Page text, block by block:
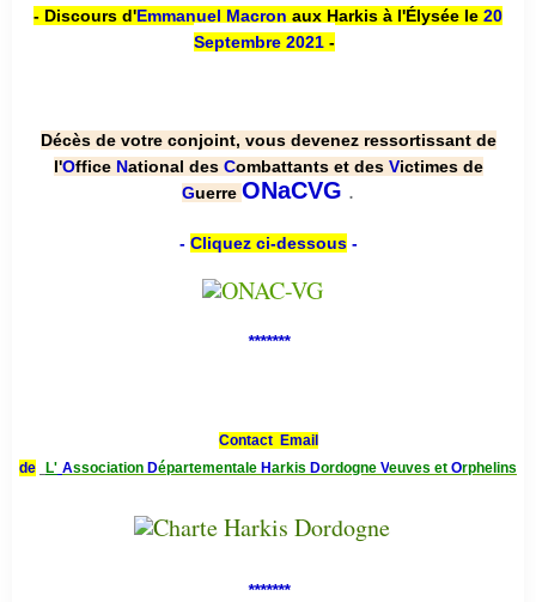
- Discours d'Emmanuel Macron aux Harkis à l'Élysée le 20
Septembre 2021 -
Décès de votre conjoint, vous devenez ressortissant de
l'Office National des Combattants et des Victimes de
Guerre ONaCVG .
- Cliquez ci-dessous-
*******
Contact Email
de
L' Association Départementale Harkis Dordogne Veuves et Orphelins
*******